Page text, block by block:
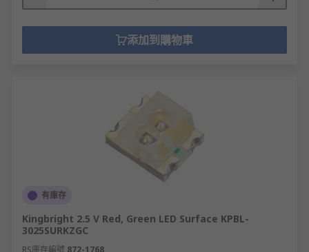
添加到購物車
有庫存
Kingbright 2.5 V Red, Green LED Surface KPBL-
3025SURKZGC
RS庫存編號 872-1768